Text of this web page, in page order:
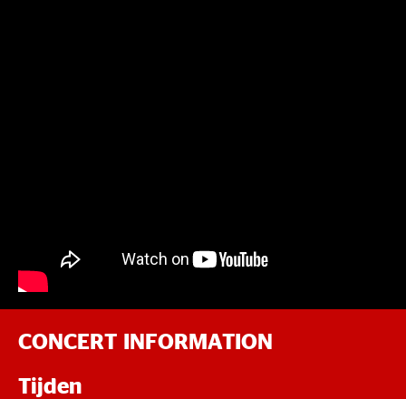
CONCERT INFORMATION
Tijden